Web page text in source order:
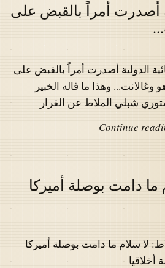
أصدرت أمراً بالقبض على
الدولية أصدرت أمراً بالقبض على
وغالانت... وهذا ما قاله الخبير
شبلي الملاط عن القرار
Continue
ما دامت بوصلة أميركا
لا سلام ما دامت بوصلة أميركا
أخلاقيا